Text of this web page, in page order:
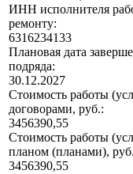
ИНН исполнителя
ремонту:
6316234133
Плановая дата
подряда:
30.12.2027
Стоимость работы
договорами, руб.:
3456390,55
Стоимость работы
планом (планами),
3456390,55